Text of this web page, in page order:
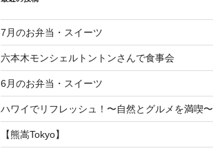
7月のお弁当・スイーツ
六本木モンシェルトントンさんで食事会
6月のお弁当・スイーツ
ハワイでリフレッシュ！〜自然とグルメを満喫〜
【熊嵩Tokyo】